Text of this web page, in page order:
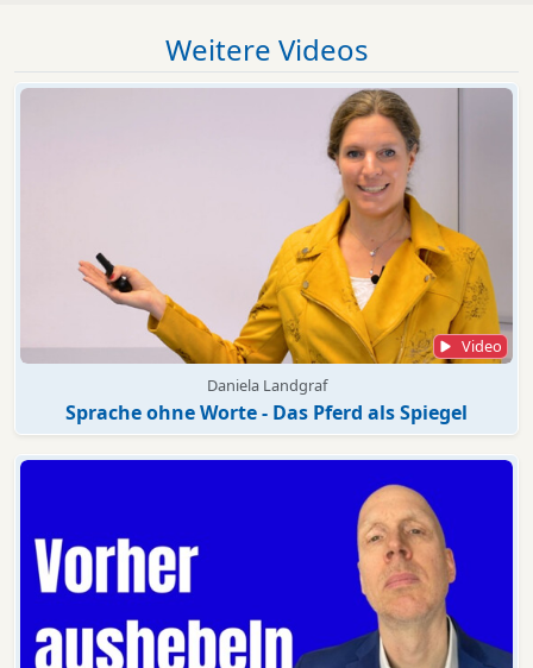
Weitere Videos
Video
Daniela Landgraf
Sprache ohne Worte - Das Pferd als Spiegel